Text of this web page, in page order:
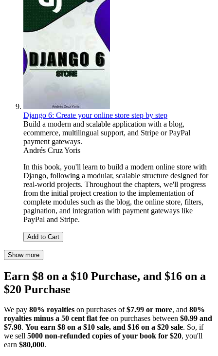
Django 6: Create your online store step by step
Build a modern and scalable application with a blog,
ecommerce, multilingual support, and Stripe or PayPal
payment gateways.
Andrés Cruz Yoris
In this book, you'll learn to build a modern online store with
Django, following a modular, scalable structure designed for
real-world projects. Throughout the chapters, we'll progress
from the initial project creation to the implementation of
complete modules such as the blog, the online store, filters,
pagination, and integration with payment gateways like
PayPal and Stripe.
Add to Cart
Show more
Earn $8 on a $10 Purchase, and $16 on a
$20 Purchase
We pay 80% royalties on purchases of$7.99 or more, and 80%
royalties minus a 50 cent flat fee on purchases between $0.99 and
$7.98. You earn $8 on a $10 sale, and $16 on a $20 sale. So, if
we sell 5000 non-refunded copies of your book for $20, you'll
earn $80,000.